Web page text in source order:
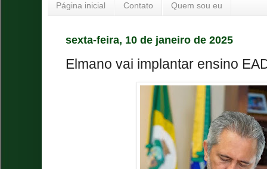
Página inicial Contato Quem sou eu
sexta-feira, 10 de janeiro de 2025
Elmano vai implantar ensino